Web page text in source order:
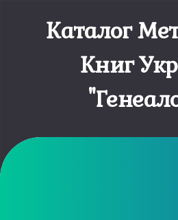
Каталог
Книг